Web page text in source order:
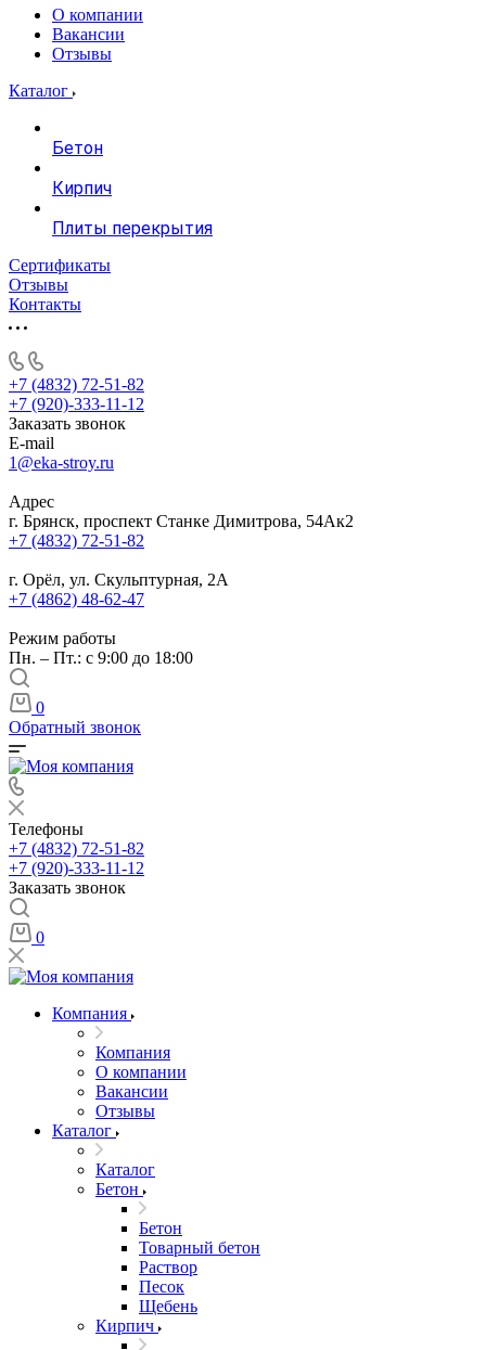
О компании
Вакансии
Отзывы
Каталог
Бетон
Кирпич
Плиты перекрытия
Сертификаты
Отзывы
Контакты
+7 (4832) 72-51-82
+7 (920)-333-11-12
Заказать звонок
E-mail
1@eka-stroy.ru
Адрес
г. Брянск, проспект Станке Димитрова, 54Ак2
+7 (4832) 72-51-82
г. Орёл, ул. Скульптурная, 2А
+7 (4862) 48-62-47
Режим работы
Пн. – Пт.: с 9:00 до 18:00
0
Обратный звонок
Телефоны
+7 (4832) 72-51-82
+7 (920)-333-11-12
Заказать звонок
0
Компания
Компания
О компании
Вакансии
Отзывы
Каталог
Каталог
Бетон
Бетон
Товарный бетон
Раствор
Песок
Щебень
Кирпич